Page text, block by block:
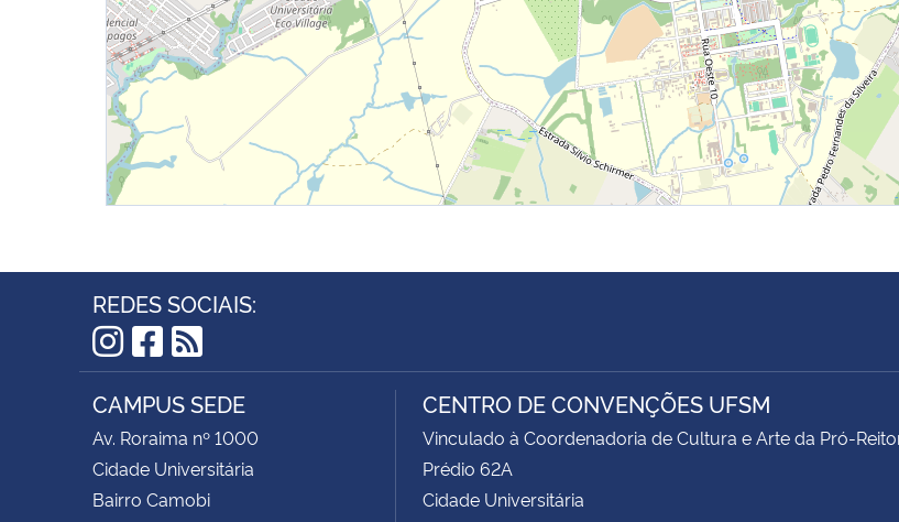
REDES SOCIAIS:
Instagram
Facebook
RSS
CAMPUS SEDE
Av. Roraima nº 1000
Cidade Universitária
Bairro Camobi
CENTRO DE CONVENÇÕES UFSM
Vinculado à Coordenadoria de Cultura e Arte da Pró-
Prédio 62A
Cidade Universitária